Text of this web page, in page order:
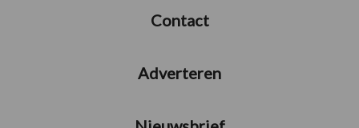
Contact
Adverteren